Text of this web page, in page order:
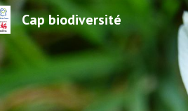
Cap biodiversité